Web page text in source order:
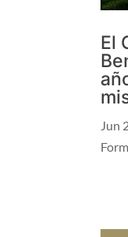
El
Jun